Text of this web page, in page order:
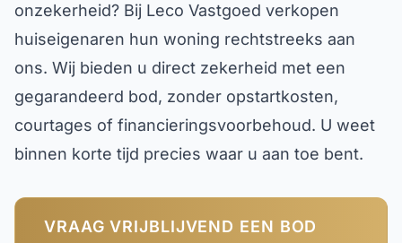
onzekerheid? Bij Leco Vastgoed verkopen
huiseigenaren hun woning rechtstreeks aan
ons. Wij bieden u direct zekerheid met een
gegarandeerd bod, zonder opstartkosten,
courtages of financieringsvoorbehoud. U weet
binnen korte tijd precies waar u aan toe bent.
VRAAG VRIJBLIJVEND EEN BOD